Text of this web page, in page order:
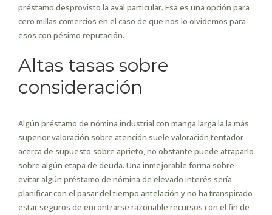
préstamo desprovisto la aval particular. Esa es una opción para
cero millas comercios en el caso de que nos lo olvidemos para
esos con pésimo reputación.
Altas tasas sobre
consideración
Algún préstamo de nómina industrial con manga larga la la más
superior valoración sobre atención suele valoración tentador
acerca de supuesto sobre aprieto, no obstante puede atraparlo
sobre algún etapa de deuda. Una inmejorable forma sobre
evitar algún préstamo de nómina de elevado interés serí­a
planificar con el pasar del tiempo antelación y no ha transpirado
estar seguros de encontrarse razonable recursos con el fin de